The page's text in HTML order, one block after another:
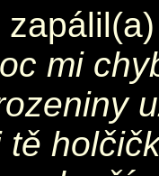
mi
tě